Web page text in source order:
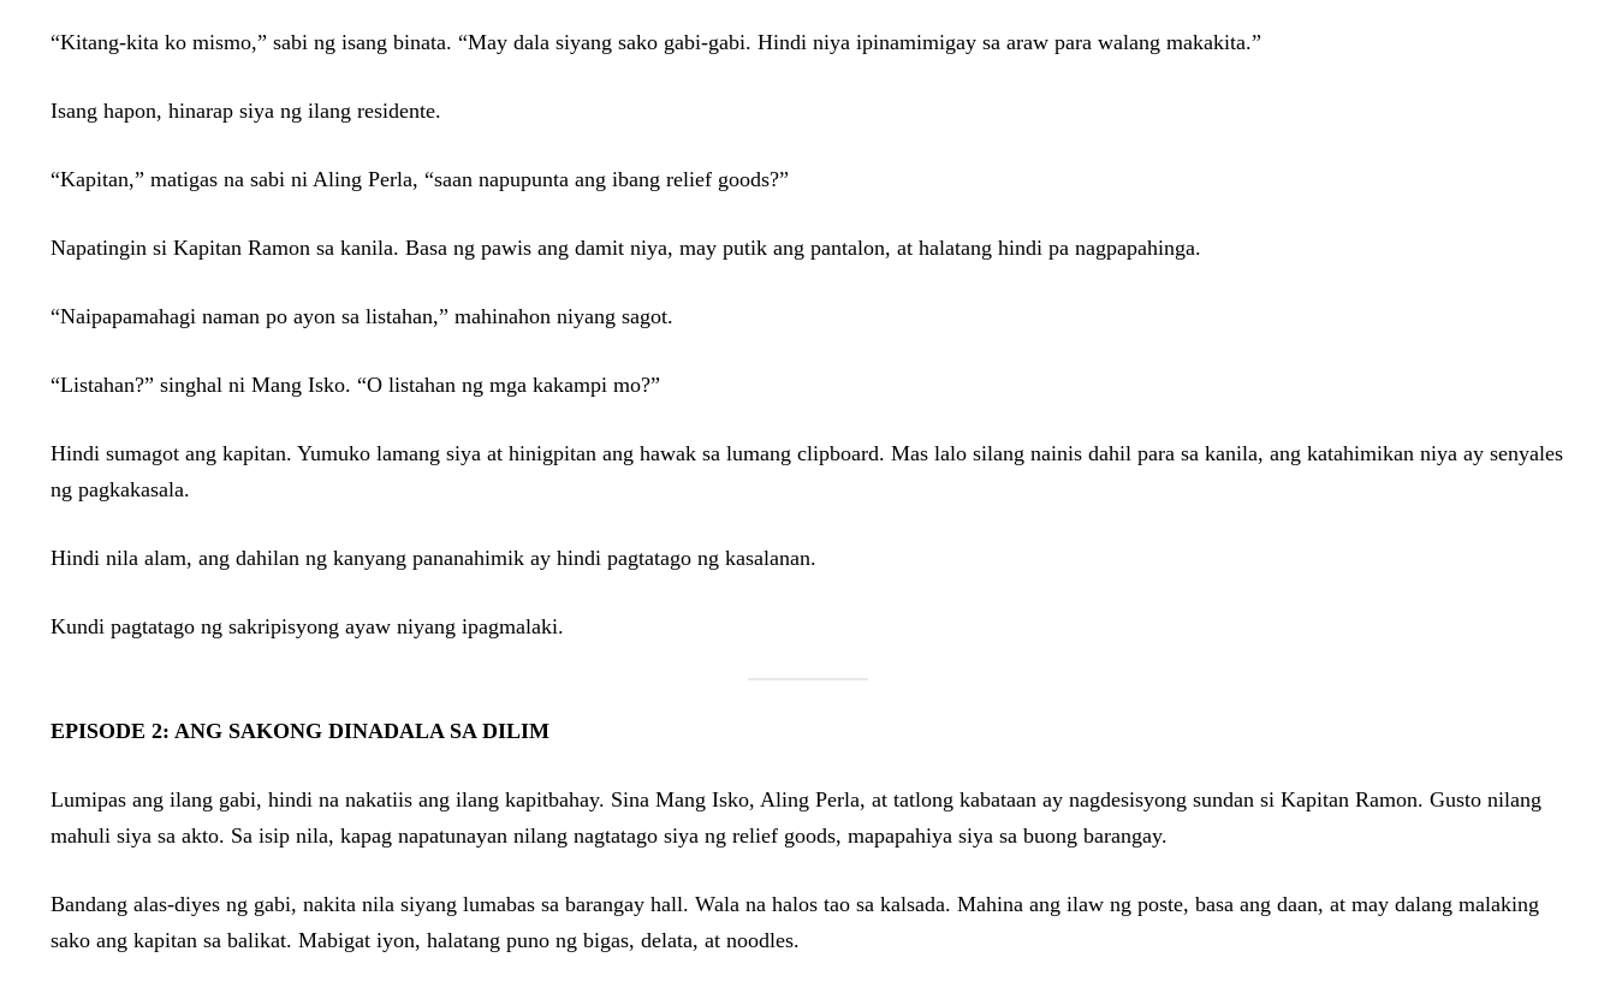
“Kitang-kita ko mismo,” sabi ng isang binata. “May dala siyang sako gabi-gabi. Hindi niya ipinamimigay sa araw para walang makakita.”
Isang hapon, hinarap siya ng ilang residente.
“Kapitan,” matigas na sabi ni Aling Perla, “saan napupunta ang ibang relief goods?”
Napatingin si Kapitan Ramon sa kanila. Basa ng pawis ang damit niya, may putik ang pantalon, at halatang hindi pa nagpapahinga.
“Naipapamahagi naman po ayon sa listahan,” mahinahon niyang sagot.
“Listahan?” singhal ni Mang Isko. “O listahan ng mga kakampi mo?”
Hindi sumagot ang kapitan. Yumuko lamang siya at hinigpitan ang hawak sa lumang clipboard. Mas lalo silang nainis dahil para sa kanila, ang katahimikan niya ay senyales
ng pagkakasala.
Hindi nila alam, ang dahilan ng kanyang pananahimik ay hindi pagtatago ng kasalanan.
Kundi pagtatago ng sakripisyong ayaw niyang ipagmalaki.
EPISODE 2: ANG SAKONG DINADALA SA DILIM
Lumipas ang ilang gabi, hindi na nakatiis ang ilang kapitbahay. Sina Mang Isko, Aling Perla, at tatlong kabataan ay nagdesisyong sundan si Kapitan Ramon. Gusto nilang
mahuli siya sa akto. Sa isip nila, kapag napatunayan nilang nagtatago siya ng relief goods, mapapahiya siya sa buong barangay.
Bandang alas-diyes ng gabi, nakita nila siyang lumabas sa barangay hall. Wala na halos tao sa kalsada. Mahina ang ilaw ng poste, basa ang daan, at may dalang malaking
sako ang kapitan sa balikat. Mabigat iyon, halatang puno ng bigas, delata, at noodles.